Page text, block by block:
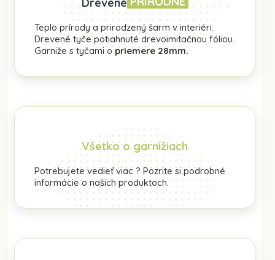
Teplo prírody a prirodzený šarm v interiéri.
Drevené tyče potiahnuté drevoimitačnou fóliou.
Garniže s tyčami opriemere 28mm.
Všetko o garnižiach
Potrebujete vedieť viac ? Pozrite si podrobné
informácie o našich produktoch.